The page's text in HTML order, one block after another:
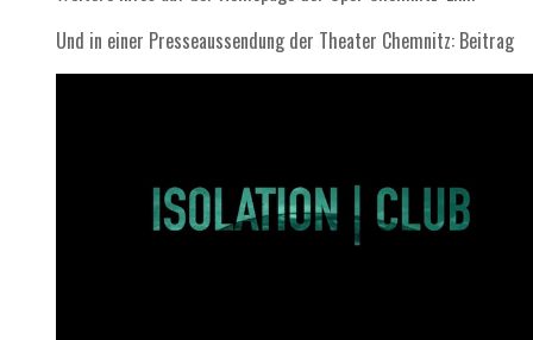
Und in einer Presseaussendung der Theater Chemnitz: Beitrag